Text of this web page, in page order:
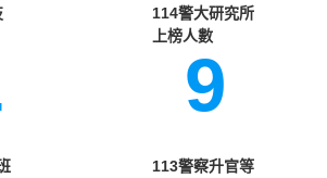
114警大研究所 ​
上榜人數
9
113警察升官等 ​